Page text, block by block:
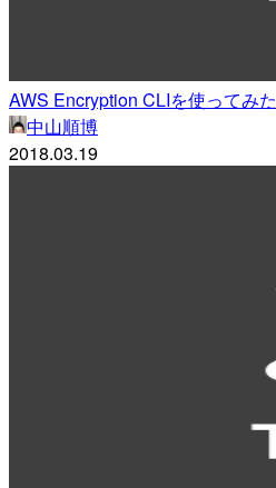
AWS Encryption CLIを使ってみた
中山順博
2018.03.19